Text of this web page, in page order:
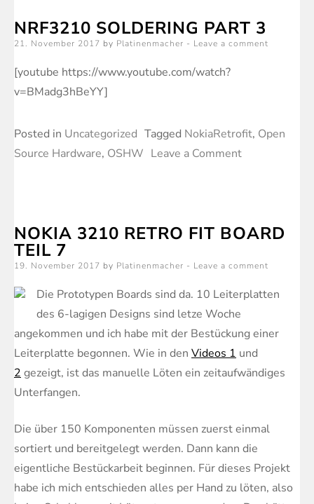
Fit
Board
Teil
NRF3210 SOLDERING PART 3
Posted
21. November 2017 by Platinenmacher Leave a comment
[youtube https://www.youtube.com/watch?
v=BMadg3hBeYY]
Posted in Uncategorized Tagged NokiaRetrofit, Open
Source Hardware, OSHW Leave a Commenton
3
NOKIA 3210 RETRO FIT BOARD
TEIL 7
Posted
19. November 2017 by Platinenmacher Leave a comment
Die Prototypen Boards sind da. 10 Leiterplatten
des 6-lagigen Designs sind letze Woche
angekommen und ich habe mit der Bestückung einer
Leiterplatte begonnen. Wie in den Videos 1 und
2 gezeigt, ist das manuelle Löten ein zeitaufwändiges
Unterfangen.
Die über 150 Komponenten müssen zuerst einmal
sortiert und bereitgelegt werden. Dann kann die
eigentliche Bestückarbeit beginnen. Für dieses Projekt
habe ich mich entschieden alles per Hand zu löten, also